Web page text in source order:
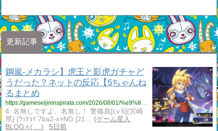
更新記事
鋼嵐‐メカラシ】虎王と影虎ガチャど
うだった？ネットの反応【5ちゃんね
るまとめ
4: 名無しですよ、名無し！ 警備員[Lv.5](宮崎
県) (ﾜｯﾁｮｲ 7ba2-x+NG [21…
ゲーム星人
BLOG∧( …
5日前